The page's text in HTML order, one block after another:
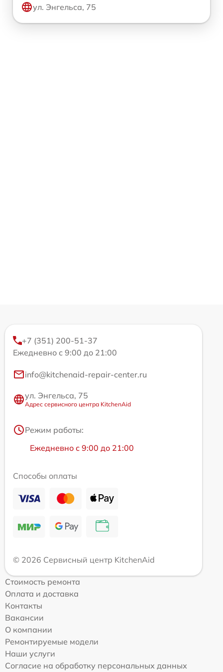
ул. Энгельса, 75
+7 (351) 200-51-37
Ежедневно с 9:00 до 21:00
info@kitchenaid-repair-center.ru
ул. Энгельса, 75
Адрес сервисного центра KitchenAid
Режим работы:
Ежедневно с 9:00 до 21:00
Способы оплаты
© 2026 Сервисный центр KitchenAid
Стоимость ремонта
Оплата и доставка
Контакты
Вакансии
О компании
Ремонтируемые модели
Наши услуги
Согласие на обработку персональных данных